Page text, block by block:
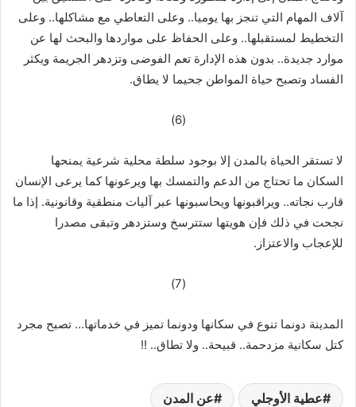
آلاف المهام التي تنجز بها يوميا.. وعلى التعاطي مع مشاكلها.. وعلى
التخطيط لمستقبلها.. وعلى الحفاظ على مواردها والبحث لها عن
موارد جديدة.. بدون هذه الإدارة تعم الفوضى وتزدهر الجريمة ويكثر
الفساد وتصبح حياة المواطن جحيما لا يطاق.
(6)
لا تستقر الحياة بالمدن إلا بوجود سلطة محلية شرعية يمنحها
السكان ما تحتاج من الدعم والتمسك بها ويرعونها كما يرعى الإنسان
قارب نجاته.. ويراقبونها ويحاسبونها عبر آليات منطقية وقانونية. إذا ما
نجحت في ذلك فإن هويتها ستترسخ وستزدهر وتبقى مصدرا
للإعجاب والاعتزاز.
(7)
المدينة دونما تنوع في سكانها ودونما تميز في خدماتها… تصبح مجرد
كتل سكانية مزدحمة.. قبيحة.. ولا تطاق.. !!
عطية الأوجلي عن المدن